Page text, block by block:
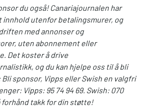
du også! Canariajournalen har
innhold utenfor betalingsmurer, og
med annonser og
uten abonnement eller
Det koster å drive
og du kan hjelpe oss til å bli
sponsor, Vipps eller Swish en valgfri
Vipps: 95 74 94 69. Swish: 070
forhånd takk for din støtte!